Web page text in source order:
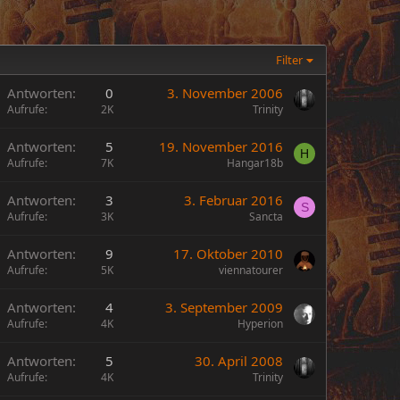
Filter
Antworten 0
Aufrufe 2K
3. November 2006
Trinity
Antworten 5
Aufrufe 7K
19. November 2016
Hangar18b
H
Antworten 3
Aufrufe 3K
3. Februar 2016
Sancta
S
Antworten 9
Aufrufe 5K
17. Oktober 2010
viennatourer
Antworten 4
Aufrufe 4K
3. September 2009
Hyperion
Antworten 5
Aufrufe 4K
30. April 2008
Trinity